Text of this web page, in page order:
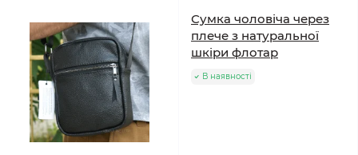
Сумка чоловіча через
плече з натуральної
шкіри флотар
В наявності